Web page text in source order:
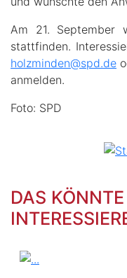
Am 21. September
stattfinden.
holzminden@spd.de
anmelden.
Foto: SPD
DAS